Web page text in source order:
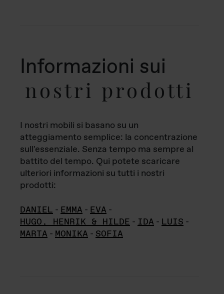
Informazioni sui
nostri prodotti
I nostri mobili si basano su un
atteggiamento semplice: la concentrazione
sull'essenziale. Senza tempo ma sempre al
battito del tempo. Qui potete scaricare
ulteriori informazioni su tutti i nostri
prodotti:
DANIEL - EMMA - EVA -
HUGO, HENRIK & HILDE - IDA - LUIS -
MARTA - MONIKA - SOFIA